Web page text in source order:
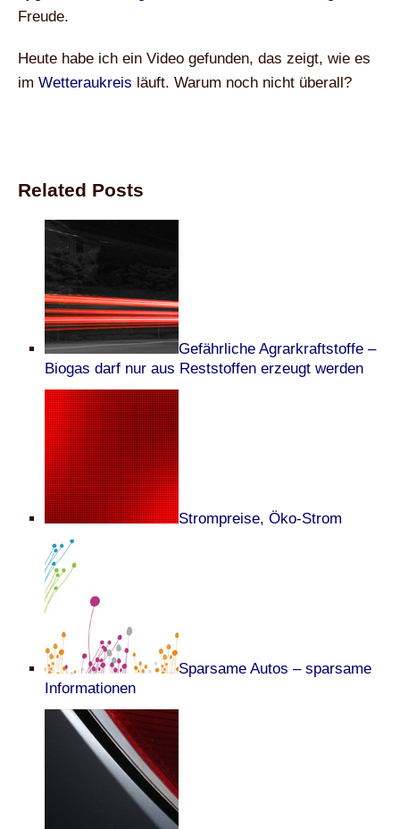
Freude.
Heute habe ich ein Video gefunden, das zeigt, wie es
im Wetteraukreis läuft. Warum noch nicht überall?
Related Posts
Gefährliche Agrarkraftstoffe –
Biogas darf nur aus Reststoffen erzeugt werden
Strompreise, Öko-Strom
Sparsame Autos – sparsame
Informationen